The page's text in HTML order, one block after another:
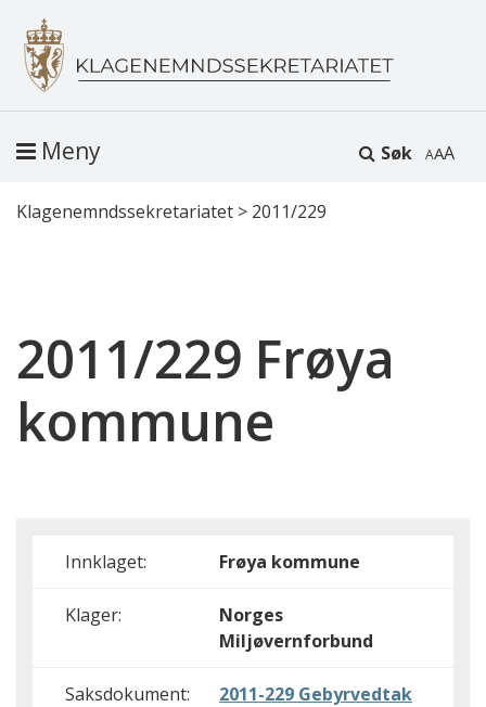
Søk A
Meny
Klagenemndssekretariatet > 2011/229
2011/229 Frøya
kommune
Innklaget: Frøya kommune
Klager:
Norges
Miljøvernforbund
Saksdokument:
2011-229 Gebyrvedtak